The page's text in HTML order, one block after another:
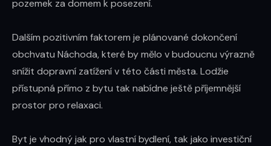
pozemek za domem k posezení.
Dalším pozitivním faktorem je plánované dokončení
obchvatu Náchoda, které by mělo v budoucnu výrazně
snížit dopravní zatížení v této části města. Lodžie
přístupná přímo z bytu tak nabídne ještě příjemnější
prostor pro relaxaci.
Byt je vhodný jak pro vlastní bydlení, tak jako investiční